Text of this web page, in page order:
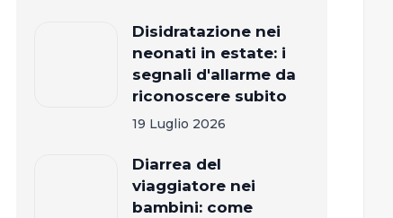
Disidratazione nei
neonati in estate: i
segnali d'allarme da
riconoscere subito
19 Luglio 2026
Diarrea del
viaggiatore nei
bambini: come